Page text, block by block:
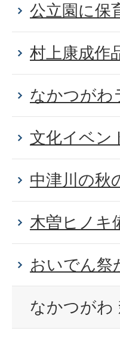
公立園に保
村上康成作
なかつがわ
文化イベン
中津川の秋
木曽ヒノキ
おいでん祭
なかつがわ